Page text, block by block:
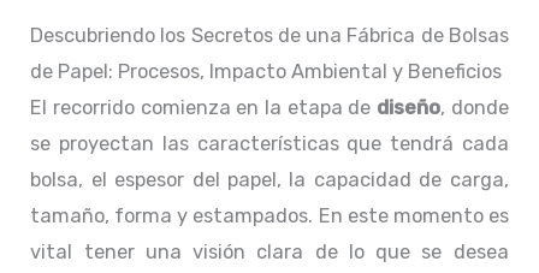
Descubriendo los Secretos de una Fábrica de Bolsas
de Papel: Procesos, Impacto Ambiental y Beneficios
El recorrido comienza en la etapa de diseño, donde
se proyectan las características que tendrá cada
bolsa, el espesor del papel, la capacidad de carga,
tamaño, forma y estampados. En este momento es
vital tener una visión clara de lo que se desea